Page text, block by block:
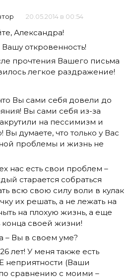
20.05.2014 в 00:54
Александра!
откровенность!
прочтения Вашего письма
легкое раздражение!
Вы сами себя довели до
Вы сами себя из-за
на пессимизм и
думаете, что только у Вас
проблемы и жизнь не
нас есть свои проблем –
старается собраться
всю свою силу воли в кулак
их решать, а не лежать на
на плохую жизнь, а еще
конца своей жизни!
– Вы в своем уме?
лет! У меня также есть
(Ваши
сравнению с моими –